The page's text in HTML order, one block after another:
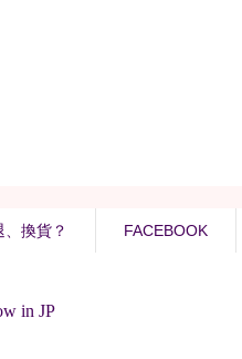
、換貨？ FACEBOOK
in JP